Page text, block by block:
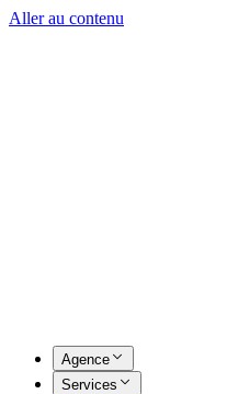
Aller au contenu
Agence
Services